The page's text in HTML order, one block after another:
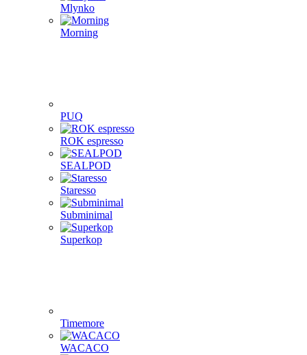
Mlynko
Morning
PUQ
ROK espresso
SEALPOD
Staresso
Subminimal
Superkop
Timemore
WACACO